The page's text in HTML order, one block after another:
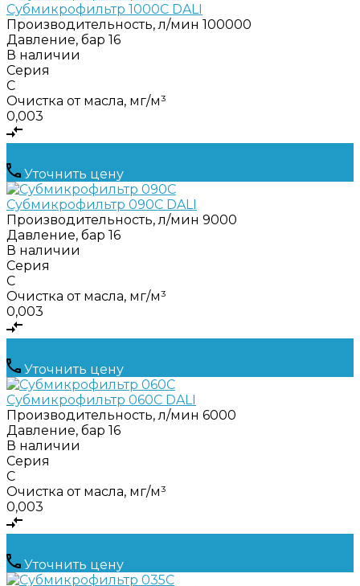
Субмикрофильтр 1000C DALI
Производительность, л/мин 100000
Давление, бар 16
В наличии
Серия
C
Очистка от масла, мг/м³
0,003
Уточнить цену
Субмикрофильтр 090C DALI
Производительность, л/мин 9000
Давление, бар 16
В наличии
Серия
C
Очистка от масла, мг/м³
0,003
Уточнить цену
Субмикрофильтр 060C DALI
Производительность, л/мин 6000
Давление, бар 16
В наличии
Серия
C
Очистка от масла, мг/м³
0,003
Уточнить цену